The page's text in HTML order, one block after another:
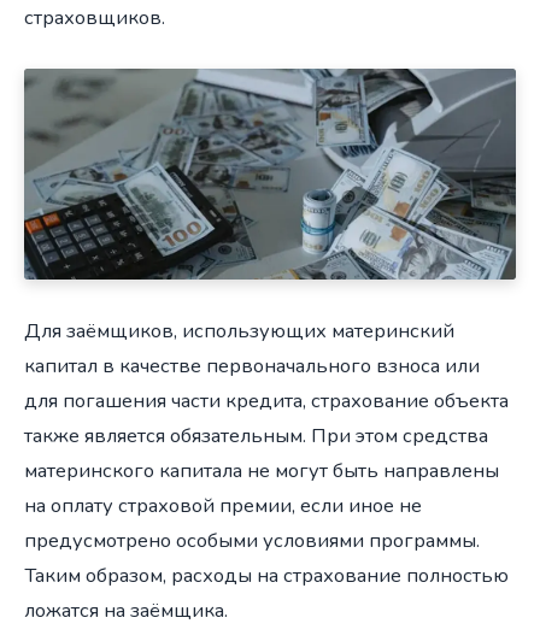
страховщиков.
Для заёмщиков, использующих материнский
капитал в качестве первоначального взноса или
для погашения части кредита, страхование объекта
также является обязательным. При этом средства
материнского капитала не могут быть направлены
на оплату страховой премии, если иное не
предусмотрено особыми условиями программы.
Таким образом, расходы на страхование полностью
ложатся на заёмщика.